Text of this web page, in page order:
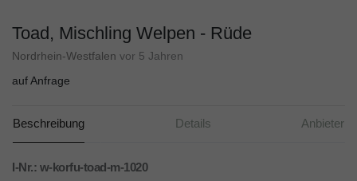
Toad, Mischling Welpen - Rüde
Nordrhein-Westfalen vor 5 Jahren
auf Anfrage
Beschreibung Details Anbieter
I-Nr.: w-korfu-toad-m-1020